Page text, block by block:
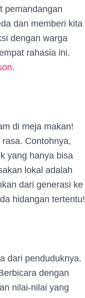
pemandangan
dan memberi kita
dengan warga
rahasia ini.
.
di meja makan!
Contohnya,
yang hanya bisa
lokal adalah
dari generasi ke
hidangan tertentu!
dari penduduknya.
dengan
nilai-nilai yang